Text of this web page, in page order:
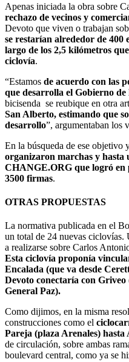
Apenas iniciada la obra sobre
rechazo de vecinos y
Devoto que viven o trabajan
se restarían alrededor de 400
largo de los 2,5 kilómetros
ciclovía.
“Estamos de acuerdo con las
que desarrolla el Gobierno
bicisenda se reubique en otra
San Alberto, estimando que
desarrollo”, argumentaban los
En la búsqueda de ese objetivo
organizaron marchas y hasta
CHANGE.ORG que logró en
3500 firmas.
OTRAS PROPUESTAS
La normativa publicada en el
un total de 24 nuevas ciclovías.
a realizarse sobre Carlos
Esta ciclovía proponía
Encalada (que va desde
Devoto conectaría con
General Paz).
Como dijimos, en la misma
construcciones como el
Pareja (plaza Arenales) hasta
de circulación, sobre ambas
boulevard central, como ya se